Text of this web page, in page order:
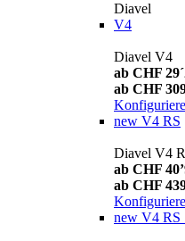
Diavel
V4
Diavel V4
ab CHF
ab CHF
new V4 RS
Diavel V4
ab CHF
ab CHF
new V4 RS